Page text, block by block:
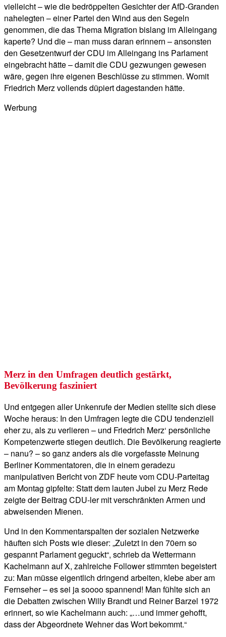
vielleicht – wie die bedröppelten Gesichter der AfD-Granden
nahelegten – einer Partei den Wind aus den Segeln
genommen, die das Thema Migration bislang im Alleingang
kaperte? Und die – man muss daran erinnern – ansonsten
den Gesetzentwurf der CDU im Alleingang ins Parlament
eingebracht hätte – damit die CDU gezwungen gewesen
wäre, gegen ihre eigenen Beschlüsse zu stimmen. Womit
Friedrich Merz vollends düpiert dagestanden hätte.
Werbung
Merz in den Umfragen deutlich gestärkt,
Bevölkerung fasziniert
Und entgegen aller Unkenrufe der Medien stellte sich diese
Woche heraus: In den Umfragen legte die CDU tendenziell
eher zu, als zu verlieren – und Friedrich Merz‘ persönliche
Kompetenzwerte stiegen deutlich. Die Bevölkerung reagierte
– nanu? – so ganz anders als die vorgefasste Meinung
Berliner Kommentatoren, die in einem geradezu
manipulativen Bericht von ZDF heute vom CDU-Parteitag
am Montag gipfelte: Statt dem lauten Jubel zu Merz Rede
zeigte der Beitrag CDU-ler mit verschränkten Armen und
abweisenden Mienen.
Und in den Kommentarspalten der sozialen Netzwerke
häuften sich Posts wie dieser: „Zuletzt in den 70ern so
gespannt Parlament geguckt“, schrieb da Wettermann
Kachelmann auf X, zahlreiche Follower stimmten begeistert
zu: Man müsse eigentlich dringend arbeiten, klebe aber am
Fernseher – es sei ja soooo spannend! Man fühlte sich an
die Debatten zwischen Willy Brandt und Reiner Barzel 1972
erinnert, so wie Kachelmann auch: „…und immer gehofft,
dass der Abgeordnete Wehner das Wort bekommt.“